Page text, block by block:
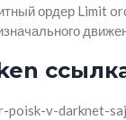
ордер Limit
poisk-v-darknet-